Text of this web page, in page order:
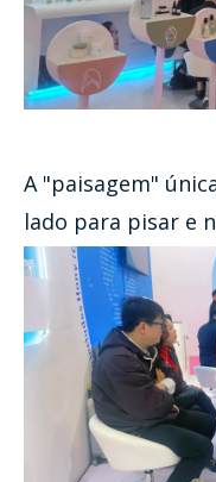
A "paisagem"
lado para pisar e